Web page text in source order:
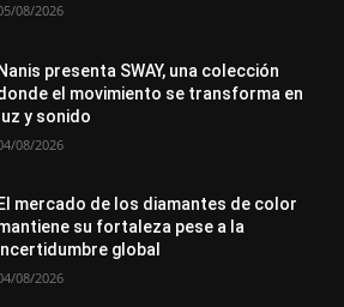
08/2026
Nanis presenta SWAY, una colección
el movimiento se transforma en
luz y sonido
08/2026
El mercado de los diamantes de color
su fortaleza pese a la
global
08/2026